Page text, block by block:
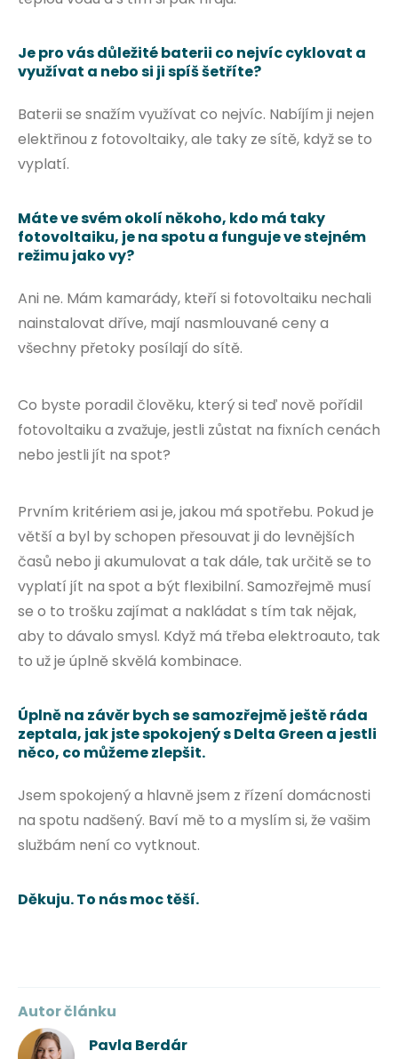
Je pro vás důležité baterii co nejvíc cyklovat a
využívat a nebo si ji spíš šetříte?
Baterii se snažím využívat co nejvíc. Nabíjím ji nejen
elektřinou z fotovoltaiky, ale taky ze sítě, když se to
vyplatí.
Máte ve svém okolí někoho, kdo má taky
fotovoltaiku, je na spotu a funguje ve stejném
režimu jako vy?
Ani ne. Mám kamarády, kteří si fotovoltaiku nechali
nainstalovat dříve, mají nasmlouvané ceny a
všechny přetoky posílají do sítě.
Co byste poradil člověku, který si teď nově pořídil
fotovoltaiku a zvažuje, jestli zůstat na fixních cenách
nebo jestli jít na spot?
Prvním kritériem asi je, jakou má spotřebu. Pokud je
větší a byl by schopen přesouvat ji do levnějších
časů nebo ji akumulovat a tak dále, tak určitě se to
vyplatí jít na spot a být flexibilní. Samozřejmě musí
se o to trošku zajímat a nakládat s tím tak nějak,
aby to dávalo smysl. Když má třeba elektroauto, tak
to už je úplně skvělá kombinace.
Úplně na závěr bych se samozřejmě ještě ráda
zeptala, jak jste spokojený s Delta Green a jestli
něco, co můžeme zlepšit.
Jsem spokojený a hlavně jsem z řízení domácnosti
na spotu nadšený. Baví mě to a myslím si, že vašim
službám není co vytknout.
Děkuju. To nás moc těší.
Autor článku
Pavla Berdár